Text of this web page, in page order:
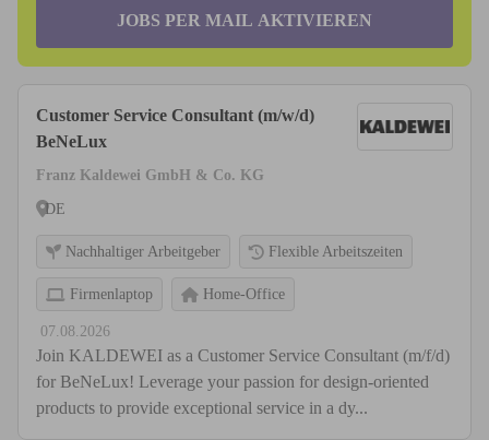
JOBS PER MAIL AKTIVIEREN
Customer Service Consultant (m/w/d)
BeNeLux
Franz Kaldewei GmbH & Co. KG
DE
Nachhaltiger Arbeitgeber Flexible Arbeitszeiten
Firmenlaptop Home-Office
07.08.2026
Join KALDEWEI as a Customer Service Consultant (m/f/d)
for BeNeLux! Leverage your passion for design-oriented
products to provide exceptional service in a dy...